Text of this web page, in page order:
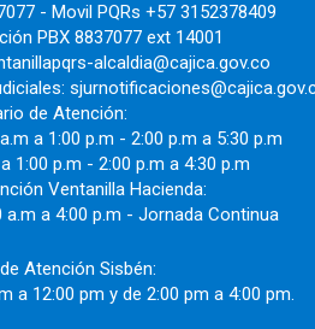
- Movil PQRs +57 3152378409
PBX 8837077 ext 14001
alcaldia@cajica.gov.co
de Atención:
a 1:00 p.m - 2:00 p.m a 5:30 p.m
1:00 p.m - 2:00 p.m a 4:30 p.m
Ventanilla Hacienda:
a.m a 4:00 p.m - Jornada Continua
Atención Sisbén:
a 12:00 pm y de 2:00 pm a 4:00 pm.